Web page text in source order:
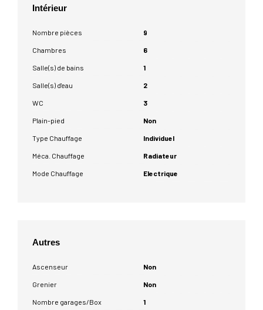
Intérieur
Nombre pièces 9
Chambres 6
Salle(s) de bains 1
Salle(s) d'eau 2
WC 3
Plain-pied Non
Type Chauffage Individuel
Méca. Chauffage Radiateur
Mode Chauffage Electrique
Autres
Ascenseur Non
Grenier Non
Nombre garages/Box 1